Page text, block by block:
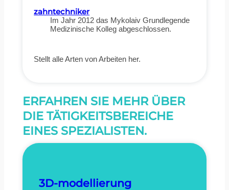
zahntechniker
Im Jahr 2012 das Mykolaiv Grundlegende
Medizinische Kolleg abgeschlossen.
Stellt alle Arten von Arbeiten her.
ERFAHREN SIE MEHR ÜBER
DIE TÄTIGKEITSBEREICHE
EINES SPEZIALISTEN.
3D-modellierung